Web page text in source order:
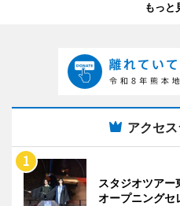
もっと
アクセ
スタジオツア
オープニングセ